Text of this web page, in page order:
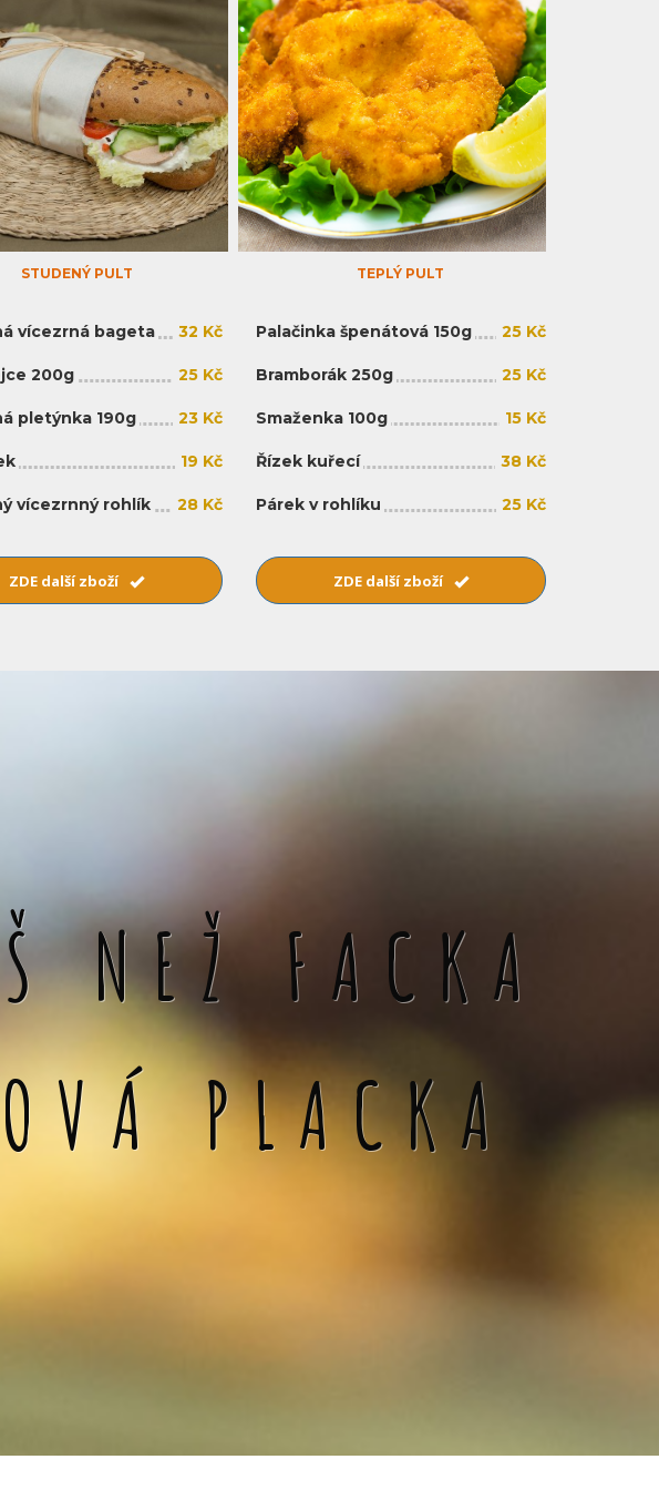
STUDENÝ PULT
vícezrná bageta 32 Kč
200g 25 Kč
pletýnka 190g 23 Kč
19 Kč
vícezrnný rohlík 28 Kč
ZDE další zboží
TEPLÝ PULT
Palačinka špenátová 150g 25 Kč
Bramborák 250g 25 Kč
Smaženka 100g 15 Kč
Řízek kuřecí 38 Kč
Párek v rohlíku 25 Kč
ZDE další zboží
NEŽ FACKA
PLACKA